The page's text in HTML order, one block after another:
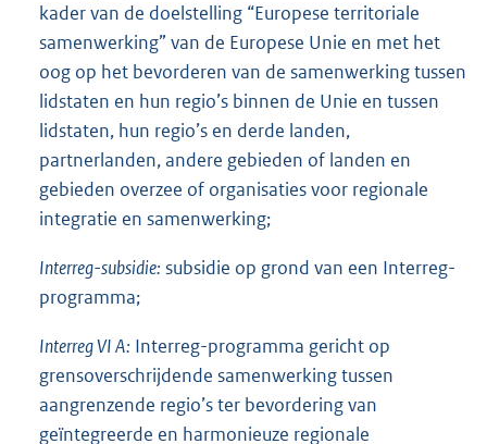
kader van de doelstelling “Europese territoriale
samenwerking” van de Europese Unie en met het
oog op het bevorderen van de samenwerking tussen
lidstaten en hun regio’s binnen de Unie en tussen
lidstaten, hun regio’s en derde landen,
partnerlanden, andere gebieden of landen en
gebieden overzee of organisaties voor regionale
integratie en samenwerking;
Interreg-subsidie: subsidie op grond van een Interreg-
programma;
Interreg VI A: Interreg-programma gericht op
grensoverschrijdende samenwerking tussen
aangrenzende regio’s ter bevordering van
geïntegreerde en harmonieuze regionale